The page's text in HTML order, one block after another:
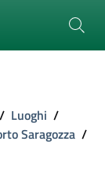
/ Luoghi /
Saragozza /